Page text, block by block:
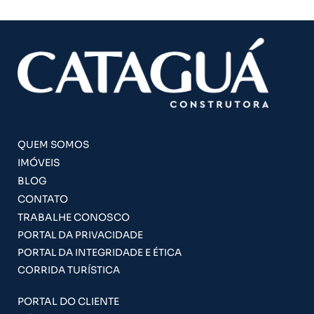
QUEM SOMOS
IMÓVEIS
BLOG
CONTATO
TRABALHE CONOSCO
PORTAL DA PRIVACIDADE
PORTAL DA INTEGRIDADE E ÉTICA
CORRIDA TURÍSTICA
PORTAL DO CLIENTE